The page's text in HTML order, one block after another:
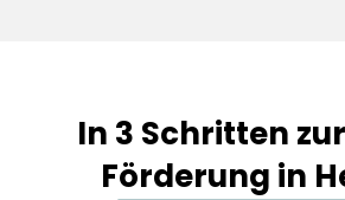
In 3 Schritten
Förderung in